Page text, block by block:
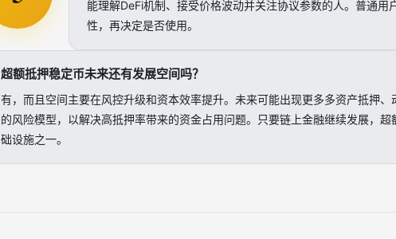
能理解DeFi机制、接受价格波动并关注协议参数的人。普通
性，再决定是否使用。
超额抵押稳定币未来还有发展空间吗？
有，而且空间主要在风控升级和资本效率提升。未来可能出现更多多资产抵押、
的风险模型，以解决高抵押率带来的资金占用问题。只要链上金融继续发展，
础设施之一。